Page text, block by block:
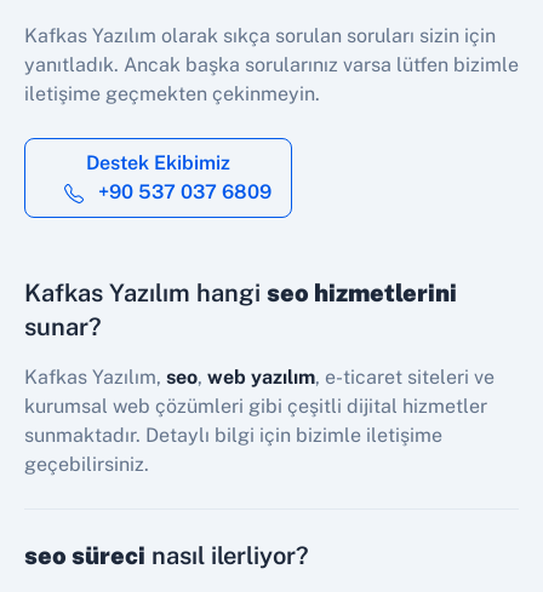
Kafkas Yazılım olarak sıkça sorulan soruları sizin için
yanıtladık. Ancak başka sorularınız varsa lütfen bizimle
iletişime geçmekten çekinmeyin.
Destek Ekibimiz
+90 537 037 6809
Kafkas Yazılım hangi seo hizmetlerini
sunar?
Kafkas Yazılım, seo, web yazılım, e-ticaret siteleri ve
kurumsal web çözümleri gibi çeşitli dijital hizmetler
sunmaktadır. Detaylı bilgi için bizimle iletişime
geçebilirsiniz.
seo süreci nasıl ilerliyor?